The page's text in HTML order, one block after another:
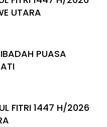
UTARA
PUASA
FITRI 1447 H/2026